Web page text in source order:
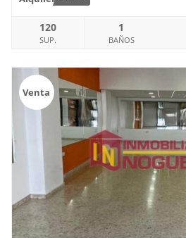
120
SUP.
1
BAÑOS
Venta